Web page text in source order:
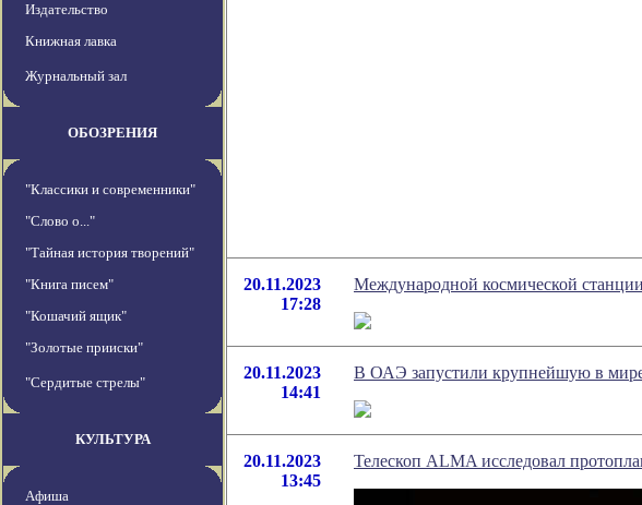
Издательство
Книжная лавка
Журнальный зал
ОБОЗРЕНИЯ
"Классики и современники"
"Слово о..."
"Тайная история творений"
"Книга писем"
"Кошачий ящик"
"Золотые прииски"
"Сердитые стрелы"
КУЛЬТУРА
Афиша
20.11.2023
17:28
Международной космической
20.11.2023
14:41
В ОАЭ запустили крупнейшую в
20.11.2023
13:45
Телескоп ALMA исследовал